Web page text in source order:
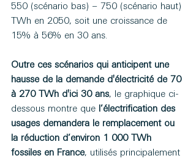
550 (scénario bas) – 750 (scénario haut)
TWh en 2050, soit une croissance de
15% à 56% en 30 ans.
Outre ces scénarios qui anticipent une
hausse de la demande d'électricité de 70
à 270 TWh d'ici 30 ans, le graphique ci-
dessous montre que l’électrification des
usages demandera le remplacement ou
la réduction d’environ 1 000 TWh
fossiles en France, utilisés principalement